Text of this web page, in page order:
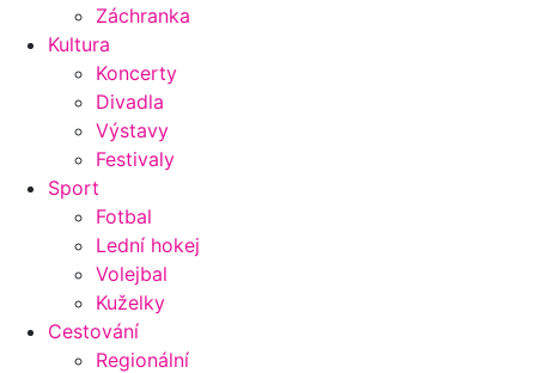
Záchranka
Kultura
Koncerty
Divadla
Výstavy
Festivaly
Sport
Fotbal
Lední hokej
Volejbal
Kuželky
Cestování
Regionální